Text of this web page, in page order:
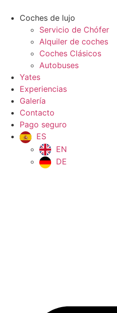
contenido
Coches de lujo
Servicio de Chófer
Alquiler de coches
Coches Clásicos
Autobuses
Yates
Experiencias
Galería
Contacto
Pago seguro
ES
EN
DE